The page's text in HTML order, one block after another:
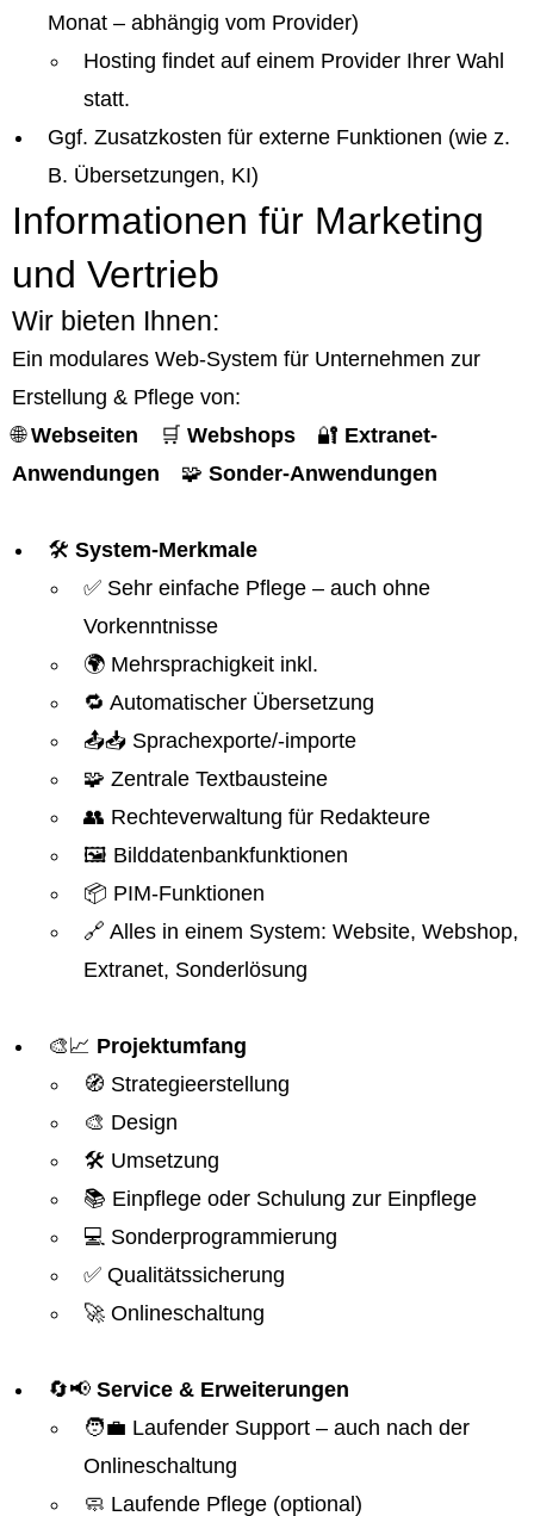
Monat – abhängig vom Provider)
Hosting findet auf einem Provider Ihrer Wahl
statt.
Ggf. Zusatzkosten für externe Funktionen (wie z.
B. Übersetzungen, KI)
Informationen für Marketing
und Vertrieb
Wir bieten Ihnen:
Ein modulares Web-System für Unternehmen zur
Erstellung & Pflege von:
🌐Webseiten 🛒 Webshops 🔐 Extranet-
Anwendungen 🧩 Sonder-Anwendungen
🛠️ System-Merkmale
✅ Sehr einfache Pflege – auch ohne
Vorkenntnisse
🌍 Mehrsprachigkeit inkl.
🔁 Automatischer Übersetzung
📤📥 Sprachexporte/-importe
🧩 Zentrale Textbausteine
👥 Rechteverwaltung für Redakteure
🖼️ Bilddatenbankfunktionen
📦 PIM-Funktionen
🔗 Alles in einem System: Website, Webshop,
Extranet, Sonderlösung
🎨📈 Projektumfang
🧭 Strategieerstellung
🎨 Design
🛠️ Umsetzung
📚 Einpflege oder Schulung zur Einpflege
💻 Sonderprogrammierung
✅ Qualitätssicherung
🚀 Onlineschaltung
🔄📢 Service & Erweiterungen
🧑‍💼 Laufender Support – auch nach der
Onlineschaltung
🧼 Laufende Pflege (optional)